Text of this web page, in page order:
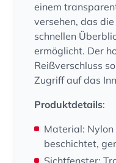
einem
versehen, das
schnellen
ermöglicht. Der
Reißverschluss
Zugriff auf das
Produktdetails:
Material:
beschichtet,
Sichtfenster: